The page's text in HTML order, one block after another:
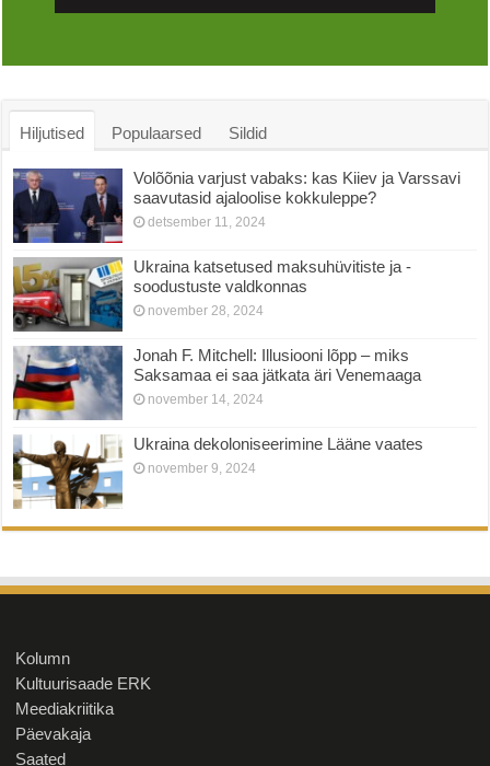
Hiljutised Populaarsed Sildid
Volõõnia varjust vabaks: kas Kiiev ja Varssavi
saavutasid ajaloolise kokkuleppe?
detsember 11, 2024
Ukraina katsetused maksuhüvitiste ja -
soodustuste valdkonnas
november 28, 2024
Jonah F. Mitchell: Illusiooni lõpp – miks
Saksamaa ei saa jätkata äri Venemaaga
november 14, 2024
Ukraina dekoloniseerimine Lääne vaates
november 9, 2024
Kolumn
Kultuurisaade ERK
Meediakriitika
Päevakaja
Saated